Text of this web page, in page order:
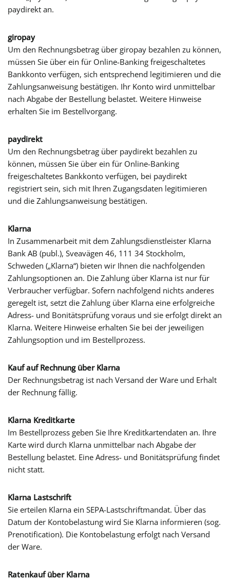
paydirekt an.
giropay
Um den Rechnungsbetrag über giropay bezahlen zu können,
müssen Sie über ein für Online-Banking freigeschaltetes
Bankkonto verfügen, sich entsprechend legitimieren und die
Zahlungsanweisung bestätigen. Ihr Konto wird unmittelbar
nach Abgabe der Bestellung belastet. Weitere Hinweise
erhalten Sie im Bestellvorgang.
paydirekt
Um den Rechnungsbetrag über paydirekt bezahlen zu
können, müssen Sie über ein für Online-Banking
freigeschaltetes Bankkonto verfügen, bei paydirekt
registriert sein, sich mit Ihren Zugangsdaten legitimieren
und die Zahlungsanweisung bestätigen.
Klarna
In Zusammenarbeit mit dem Zahlungsdienstleister Klarna
Bank AB (publ.), Sveavägen 46, 111 34 Stockholm,
Schweden („Klarna“) bieten wir Ihnen die nachfolgenden
Zahlungsoptionen an. Die Zahlung über Klarna ist nur für
Verbraucher verfügbar. Sofern nachfolgend nichts anderes
geregelt ist, setzt die Zahlung über Klarna eine erfolgreiche
Adress- und Bonitätsprüfung voraus und sie erfolgt direkt an
Klarna. Weitere Hinweise erhalten Sie bei der jeweiligen
Zahlungsoption und im Bestellprozess.
Kauf auf Rechnung über Klarna
Der Rechnungsbetrag ist nach Versand der Ware und Erhalt
der Rechnung fällig.
Klarna Kreditkarte
Im Bestellprozess geben Sie Ihre Kreditkartendaten an. Ihre
Karte wird durch Klarna unmittelbar nach Abgabe der
Bestellung belastet. Eine Adress- und Bonitätsprüfung findet
nicht statt.
Klarna Lastschrift
Sie erteilen Klarna ein SEPA-Lastschriftmandat. Über das
Datum der Kontobelastung wird Sie Klarna informieren (sog.
Prenotification). Die Kontobelastung erfolgt nach Versand
der Ware.
Ratenkauf über Klarna